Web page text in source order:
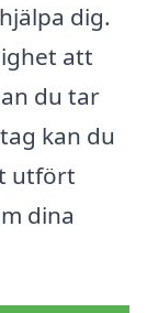
dig.
att
du tar
kan du
utfört
dina